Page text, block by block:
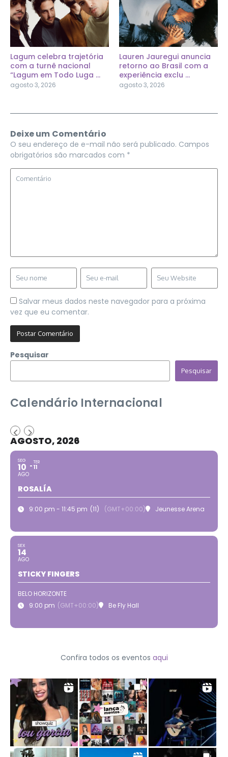
Lagum celebra trajetória
com a turnê nacional
“Lagum em Todo Luga ...
agosto 3, 2026
Lauren Jauregui anuncia
retorno ao Brasil com a
experiência exclu ...
agosto 3, 2026
Deixe um Comentário
O seu endereço de e-mail não será publicado. Campos
obrigatórios são marcados com *
Salvar meus dados neste navegador para a próxima
vez que eu comentar.
Pesquisar
Pesquisar
Calendário Internacional
AGOSTO, 2026
SEG
10
AGO
TER
11
ROSALÍA
9:00 pm - 11:45 pm (11) (GMT+00:00) Jeunesse Arena
SEX
14
AGO
STICKY FINGERS
BELO HORIZONTE
9:00 pm (GMT+00:00) Be Fly Hall
Confira todos os eventos aqui